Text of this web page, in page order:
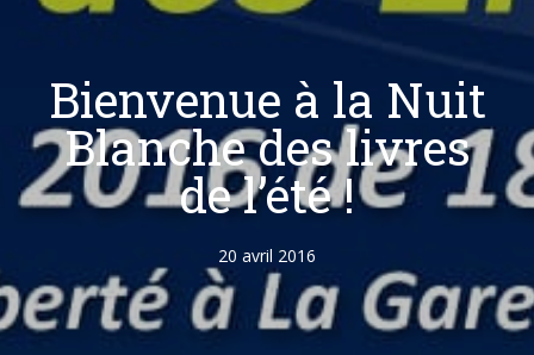
Bienvenue à la Nuit
Blanche des livres
de l’été !
20 avril 2016